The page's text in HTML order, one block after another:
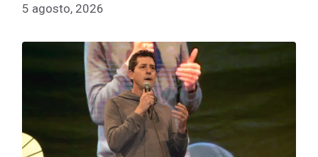
5 agosto, 2026